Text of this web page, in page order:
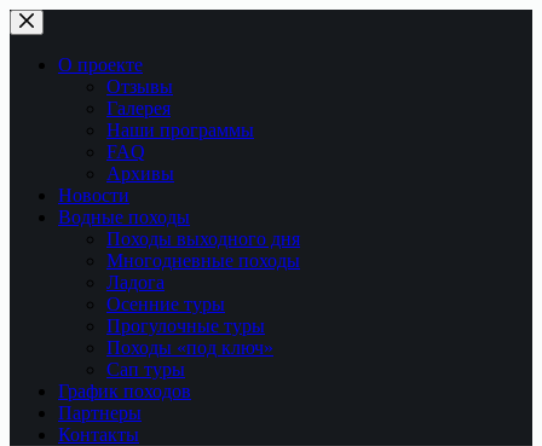
Перейти
к
сути
О проекте
Отзывы
Галерея
Наши программы
FAQ
Архивы
Новости
Водные походы
Походы выходного дня
Многодневные походы
Ладога
Осенние туры
Прогулочные туры
Походы «под ключ»
Сап туры
График походов
Партнеры
Контакты